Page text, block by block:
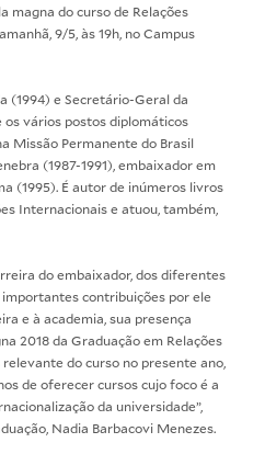
magna do curso de Relações
9/5, às 19h, no Campus
(1994) e Secretário-Geral da
vários postos diplomáticos
Missão Permanente do Brasil
(1987-1991), embaixador em
(1995). É autor de inúmeros livros
Internacionais e atuou, também,
do embaixador, dos diferentes
contribuições por ele
e à academia, sua presença
2018 da Graduação em Relações
do curso no presente ano,
de oferecer cursos cujo foco é a
da universidade”,
Nadia Barbacovi Menezes.